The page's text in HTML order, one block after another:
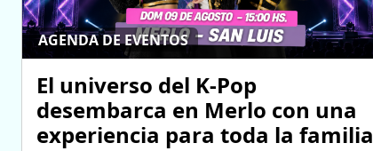
AGENDA DE EVENTOS
El universo del K-Pop
desembarca en Merlo con una
experiencia para toda la familia